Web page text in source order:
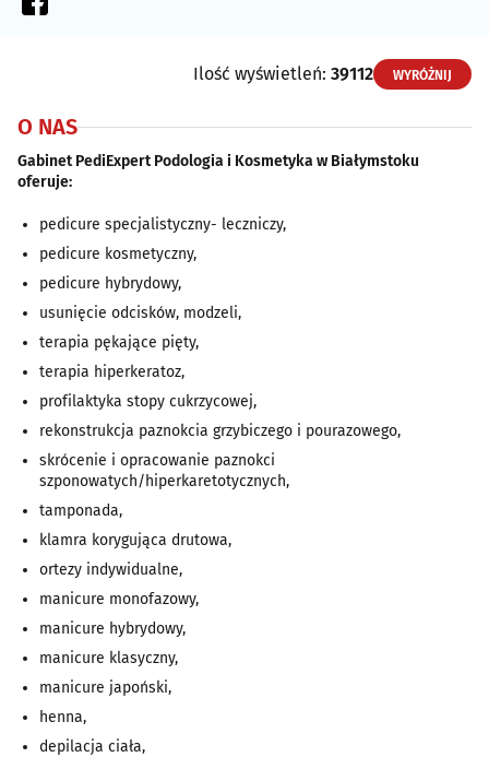
Ilość wyświetleń: 39112 WYRÓŻNIJ
O NAS
Gabinet PediExpert Podologia i Kosmetyka w Białymstoku
oferuje:
pedicure specjalistyczny- leczniczy,
pedicure kosmetyczny,
pedicure hybrydowy,
usunięcie odcisków, modzeli,
terapia pękające pięty,
terapia hiperkeratoz,
profilaktyka stopy cukrzycowej,
rekonstrukcja paznokcia grzybiczego i pourazowego,
skrócenie i opracowanie paznokci
szponowatych/hiperkaretotycznych,
tamponada,
klamra korygująca drutowa,
ortezy indywidualne,
manicure monofazowy,
manicure hybrydowy,
manicure klasyczny,
manicure japoński,
henna,
depilacja ciała,